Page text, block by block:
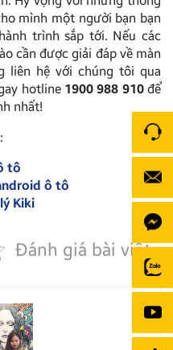
mình một người bạn bạn
trình sắp tới. Nếu các
cần được giải đáp về màn
liên hệ với chúng tôi qua
hotline 1900 988 910để
nhất!
tô
ô tô
Kiki
Đánh giá bài viết